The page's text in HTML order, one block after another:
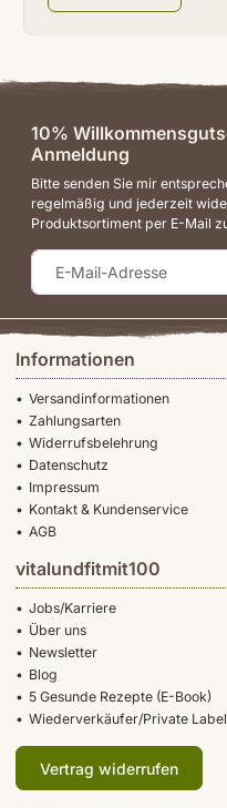
Informationen
Versandinformationen
Zahlungsarten
Widerrufsbelehrung
Datenschutz
Impressum
Kontakt & Kundenservice
AGB
vitalundfitmit100
Jobs/Karriere
Über uns
Newsletter
Blog
5 Gesunde Rezepte (E-Book)
Wiederverkäufer/Private Label
Vertrag widerrufen
10%
Anmeldung
Bitte senden Sie mir
regelmäßig und jederzeit
Produktsortiment per E-Mail